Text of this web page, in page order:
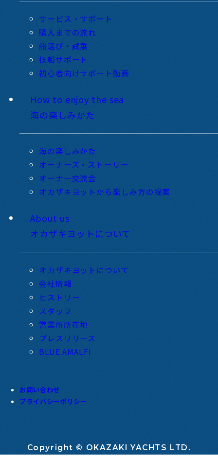
サービス・サポート
購入までの流れ
船選び・試乗
操船サポート
初心者向けサポート動画
How to enjoy the sea
海の楽しみかた
海の楽しみかた
オーナーズ・ストーリー
オーナー交流会
オカザキヨットから楽しみ方の提案
About us
オカザキヨットについて
オカザキヨットについて
会社情報
ヒストリー
スタッフ
営業所所在地
プレスリリース
BLUE AMALFI
お問い合わせ
プライバシーポリシー
Copyright © OKAZAKI YACHTS LTD.